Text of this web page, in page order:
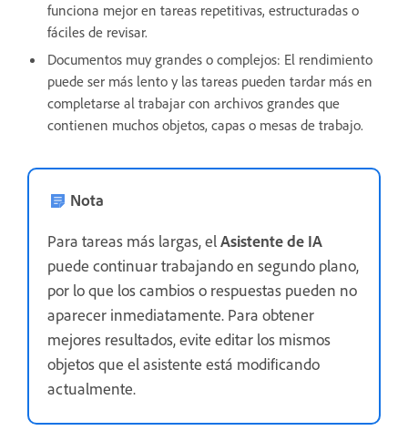
funciona mejor en tareas repetitivas, estructuradas o
fáciles de revisar.
Documentos muy grandes o complejos: El rendimiento
puede ser más lento y las tareas pueden tardar más en
completarse al trabajar con archivos grandes que
contienen muchos objetos, capas o mesas de trabajo.
Nota
Para tareas más largas, elAsistente de IA
puede continuar trabajando en segundo plano,
por lo que los cambios o respuestas pueden no
aparecer inmediatamente. Para obtener
mejores resultados, evite editar los mismos
objetos que el asistente está modificando
actualmente.